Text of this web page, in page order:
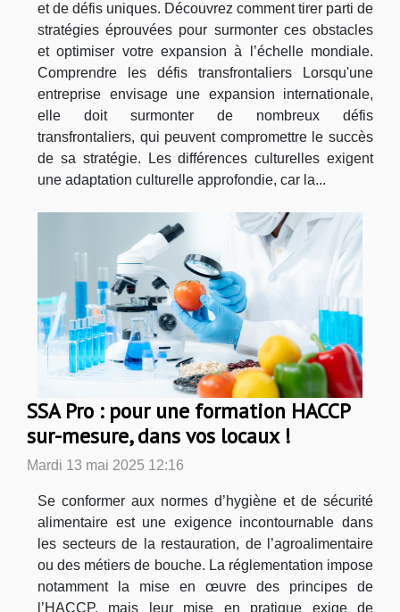
et de défis uniques. Découvrez comment tirer parti de
stratégies éprouvées pour surmonter ces obstacles
et optimiser votre expansion à l’échelle mondiale.
Comprendre les défis transfrontaliers Lorsqu'une
entreprise envisage une expansion internationale,
elle doit surmonter de nombreux défis
transfrontaliers, qui peuvent compromettre le succès
de sa stratégie. Les différences culturelles exigent
une adaptation culturelle approfondie, car la...
SSA Pro : pour une formation HACCP
sur-mesure, dans vos locaux !
Mardi 13 mai 2025 12:16
Se conformer aux normes d’hygiène et de sécurité
alimentaire est une exigence incontournable dans
les secteurs de la restauration, de l’agroalimentaire
ou des métiers de bouche. La réglementation impose
notamment la mise en œuvre des principes de
l’HACCP, mais leur mise en pratique exige de